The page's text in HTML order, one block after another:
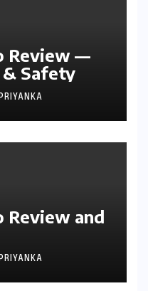
Review —
& Safety
Review and